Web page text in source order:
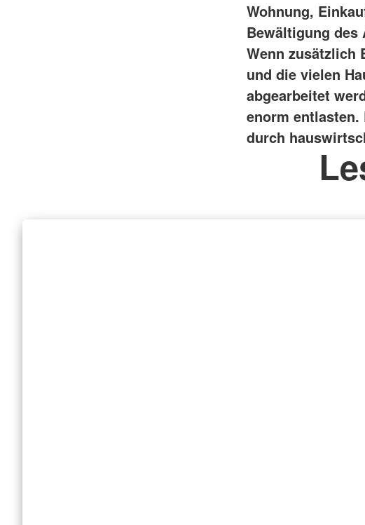
Wohnung,
Bewältigung des
Wenn zusätzlich
und die vielen
abgearbeitet
enorm entlasten.
durch